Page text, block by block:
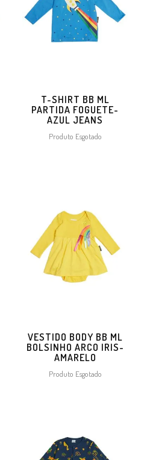
T-SHIRT BB ML
PARTIDA FOGUETE-
AZUL JEANS
Produto Esgotado
VESTIDO BODY BB ML
BOLSINHO ARCO IRIS-
AMARELO
Produto Esgotado